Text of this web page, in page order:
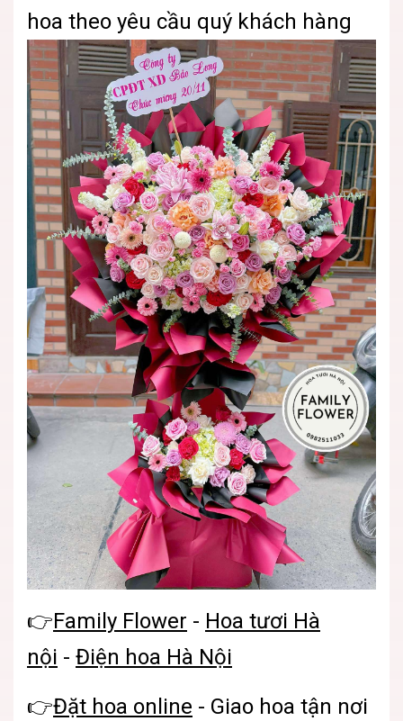
hoa theo yêu cầu quý khách hàng
👉Family Flower - Hoa tươi Hà
nội - Điện hoa Hà Nội
👉Đặt hoa online - Giao hoa tận nơi